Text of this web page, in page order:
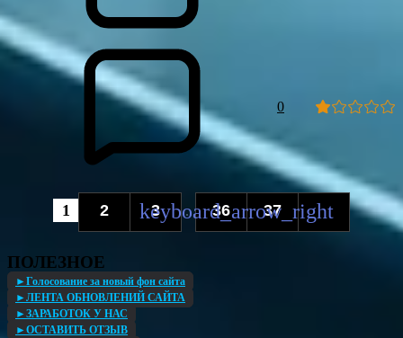
0
1 2 3 ... 36 37
ПОЛЕЗНОЕ
►Голосование за новый фон сайта
►ЛЕНТА ОБНОВЛЕНИЙ САЙТА
►ЗАРАБОТОК У НАС
►ОСТАВИТЬ ОТЗЫВ